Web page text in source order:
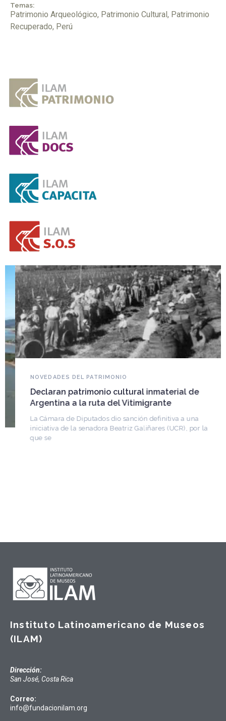
Temas:
Patrimonio Arqueológico, Patrimonio Cultural , Patrimonio
Recuperado, Perú
NOVEDADES DEL PATRIMONIO
Declaran patrimonio cultural inmaterial de
Argentina a la ruta del Vitimigrante
La Cámara de Diputados dio sanción definitiva a una
iniciativa de la senadora Beatriz Galiñares (UCR), por la
que se
Instituto Latinoamericano de Museos
(ILAM)
Dirección:
San José, Costa Rica
Correo:
info@fundacionilam.org